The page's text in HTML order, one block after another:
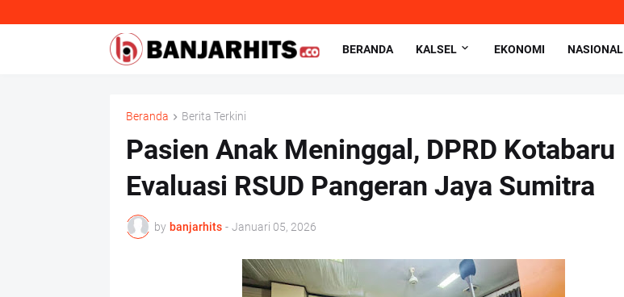
BERANDA KALSEL EKONOMI NASIONAL
Beranda Berita Terkini
Pasien Anak Meninggal, DPRD Kotabaru
Evaluasi RSUD Pangeran Jaya Sumitra
by banjarhits - Januari 05, 2026